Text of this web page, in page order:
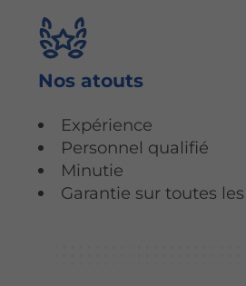
Nos atouts
Expérience
Personnel qualifié
Minutie
Garantie sur toutes